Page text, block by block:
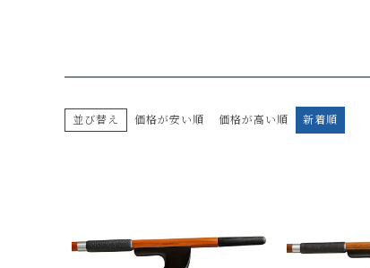
並び替え 価格が安い順 価格が高い順 新着順